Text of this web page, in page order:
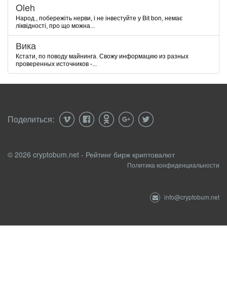
Oleh
Народ , побережіть нерви, і не інвестуйте у Bit bon, немає
ліквідності, про що можна...
Вика
Кстати, по поводу майнинга. Свожу информацию из разных
проверенных источников -...
Поделиться:
© 2026 cryptobum.net - Рейтинг бирж криптовалют
Политика конфиденциальности
info@cryptobum.net